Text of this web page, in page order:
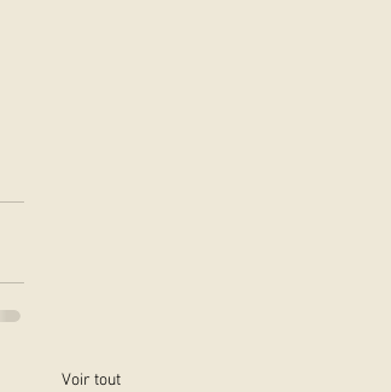
Voir tout